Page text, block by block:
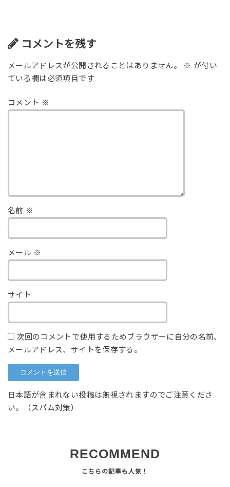
コメントを残す
メールアドレスが公開されることはありません。 ※ が付い
ている欄は必須項目です
コメント ※
名前 ※
メール ※
サイト
次回のコメントで使用するためブラウザーに自分の名前、
メールアドレス、サイトを保存する。
日本語が含まれない投稿は無視されますのでご注意くださ
い。（スパム対策）
RECOMMEND